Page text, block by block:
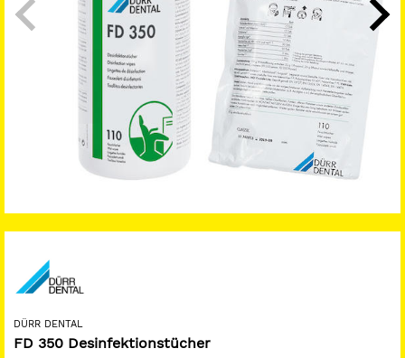
DÜRR DENTAL
FD 350 Desinfektionstücher